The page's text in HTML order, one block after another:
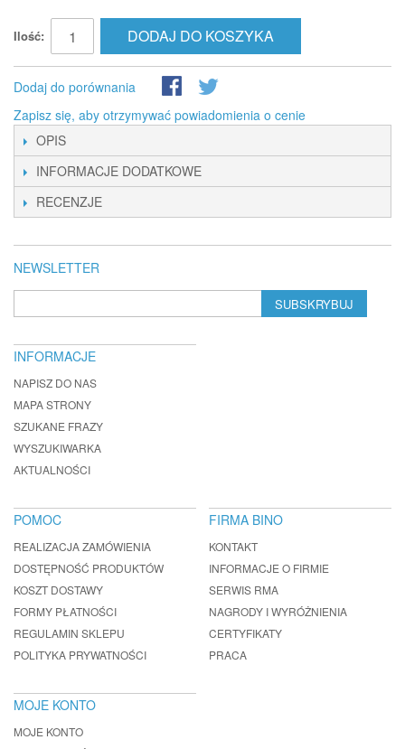
Ilość: DODAJ DO KOSZYKA
Dodaj do porównania
Zapisz się, aby otrzymywać powiadomienia o cenie
OPIS
INFORMACJE DODATKOWE
RECENZJE
NEWSLETTER
SUBSKRYBUJ
INFORMACJE
NAPISZ DO NAS
MAPA STRONY
SZUKANE FRAZY
WYSZUKIWARKA
AKTUALNOŚCI
POMOC
REALIZACJA ZAMÓWIENIA
DOSTĘPNOŚĆ PRODUKTÓW
KOSZT DOSTAWY
FORMY PŁATNOŚCI
REGULAMIN SKLEPU
POLITYKA PRYWATNOŚCI
FIRMA BINO
KONTAKT
INFORMACJE O FIRMIE
SERWIS RMA
NAGRODY I WYRÓŻNIENIA
CERTYFIKATY
PRACA
MOJE KONTO
MOJE KONTO